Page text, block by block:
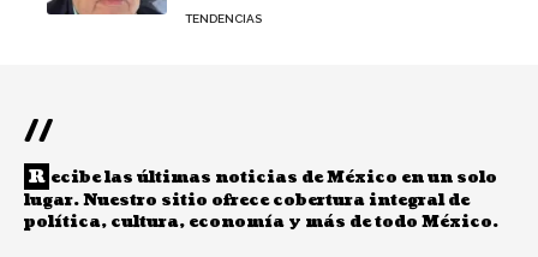
TENDENCIAS
//
R ecibe las últimas noticias de México en un solo
lugar. Nuestro sitio ofrece cobertura integral de
política, cultura, economía y más de todo México.